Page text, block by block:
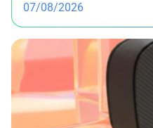
07/08/2026